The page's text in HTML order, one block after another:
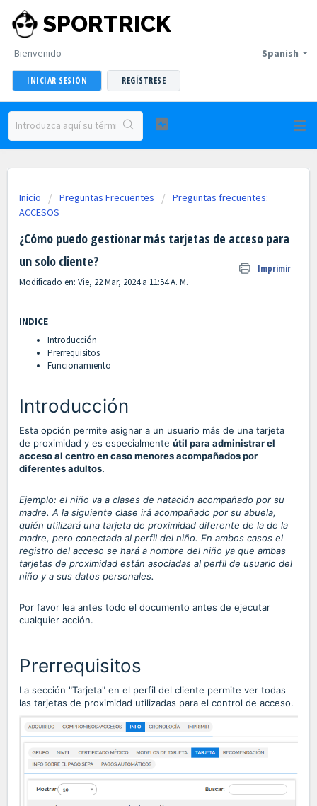
SPORTRICK
Spanish
Bienvenido
INICIAR SESIÓN REGÍSTRESE
Inicio Preguntas Frecuentes
Preguntas frecuentes:
ACCESOS
¿Cómo puedo gestionar más tarjetas de acceso para
un solo cliente?
Imprimir
Modificado en: Vie, 22 Mar, 2024 a 11:54 A. M.
INDICE
Introducción
Prerrequisitos
Funcionamiento
Introducción
Esta opción permite asignar a un usuario más de una tarjeta
de proximidad y es especialmente útil para administrar el
acceso al centro en caso menores acompañados por
diferentes adultos.
Ejemplo: el niño va a clases de natación acompañado por su
madre. A la siguiente clase irá acompañado por su abuela,
quién utilizará una tarjeta de proximidad diferente de la de la
madre, pero conectada al perfil del niño. En ambos casos el
registro del acceso se hará a nombre del niño ya que ambas
tarjetas de proximidad están asociadas al perfil de usuario del
niño y a sus datos personales.
Por favor lea antes todo el documento antes de ejecutar
cualquier acción.
Prerrequisitos
La sección "Tarjeta" en el perfil del cliente permite ver todas
las tarjetas de proximidad utilizadas para el control de acceso.